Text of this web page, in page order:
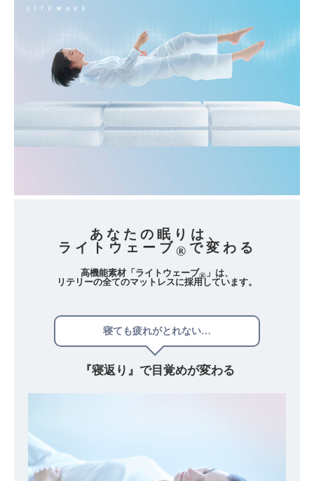
あなたの眠りは、
ライトウェーブ® で変わる
高機能素材「ライトウェーブ® 」は、
リテリーの全てのマットレスに採用しています。
寝ても疲れがとれない…
『寝返り』で目覚めが変わる